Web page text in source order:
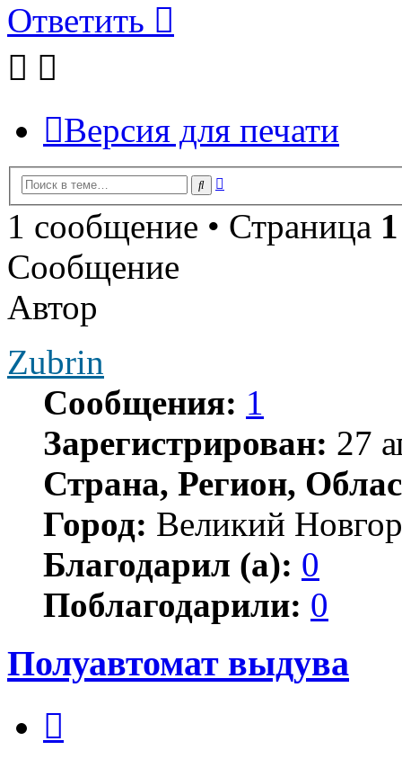
Ответить
Версия для печати
Поиск
1 сообщение • Страница 1
Сообщение
Автор
Zubrin
Сообщения: 1
Зарегистрирован: 27
Страна, Регион,
Город: Великий
Благодарил (а): 0
Поблагодарили: 0
Полуавтомат выдува